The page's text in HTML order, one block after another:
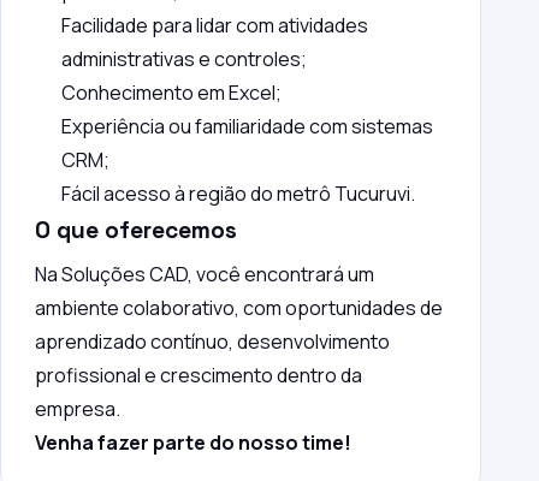
Facilidade para lidar com atividades
administrativas e controles;
Conhecimento em Excel;
Experiência ou familiaridade com sistemas
CRM;
Fácil acesso à região do metrô Tucuruvi.
O que oferecemos
Na Soluções CAD, você encontrará um
ambiente colaborativo, com oportunidades de
aprendizado contínuo, desenvolvimento
profissional e crescimento dentro da
empresa.
Venha fazer parte do nosso time!